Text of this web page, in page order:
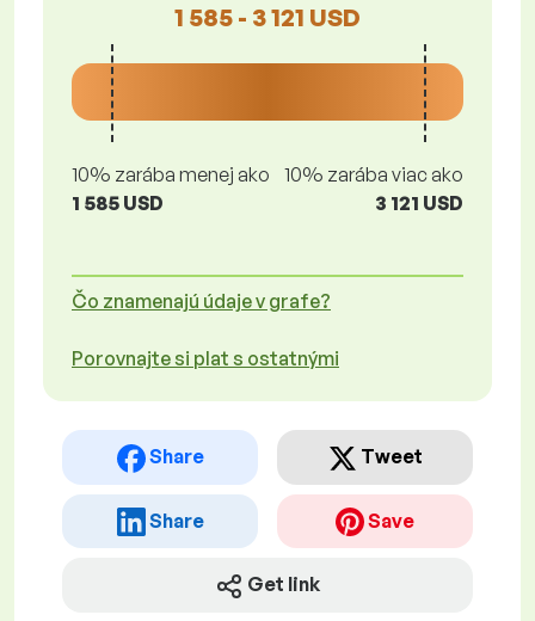
1 585 - 3 121 USD
10% zarába menej ako
1 585 USD
10% zarába viac ako
3 121 USD
Čo znamenajú údaje v grafe?
Porovnajte si plat s ostatnými
Share Tweet
Share Save
Get link